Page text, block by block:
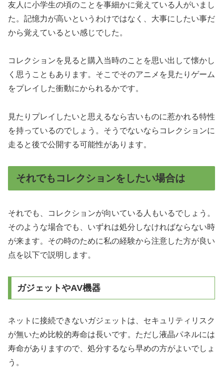
友人に小学生の頃のことを事細かに覚えている人がいまし
た。記憶力が高いというわけではなく、大事にしたい事だ
から覚えているとい感じでした。
コレクションを見ると購入当時のことを思い出して懐かし
く思うこともあります。そこでそのアニメを見たりゲーム
をプレイした衝動にかられるかです。
見たりプレイしたいと思えるなら古いものに惹かれる特性
を持っているのでしょう。そうでないならコレクションに
走ると後で公開する可能性があります。
それでもコレクションをしたい場合は
それでも、コレクションが向いている人もいるでしょう。
そのような場合でも、いずれは処分しなければならない時
が来ます。その時のために私の経験から注意した方が良い
点を以下で説明します。
ガジェットやAV機器
ネットに接続できないガジェットは、セキュリティリスク
が無いため比較的寿命は長いです。ただし液晶パネルには
寿命がありますので、処分するなら早めの方がよいでしょ
う。